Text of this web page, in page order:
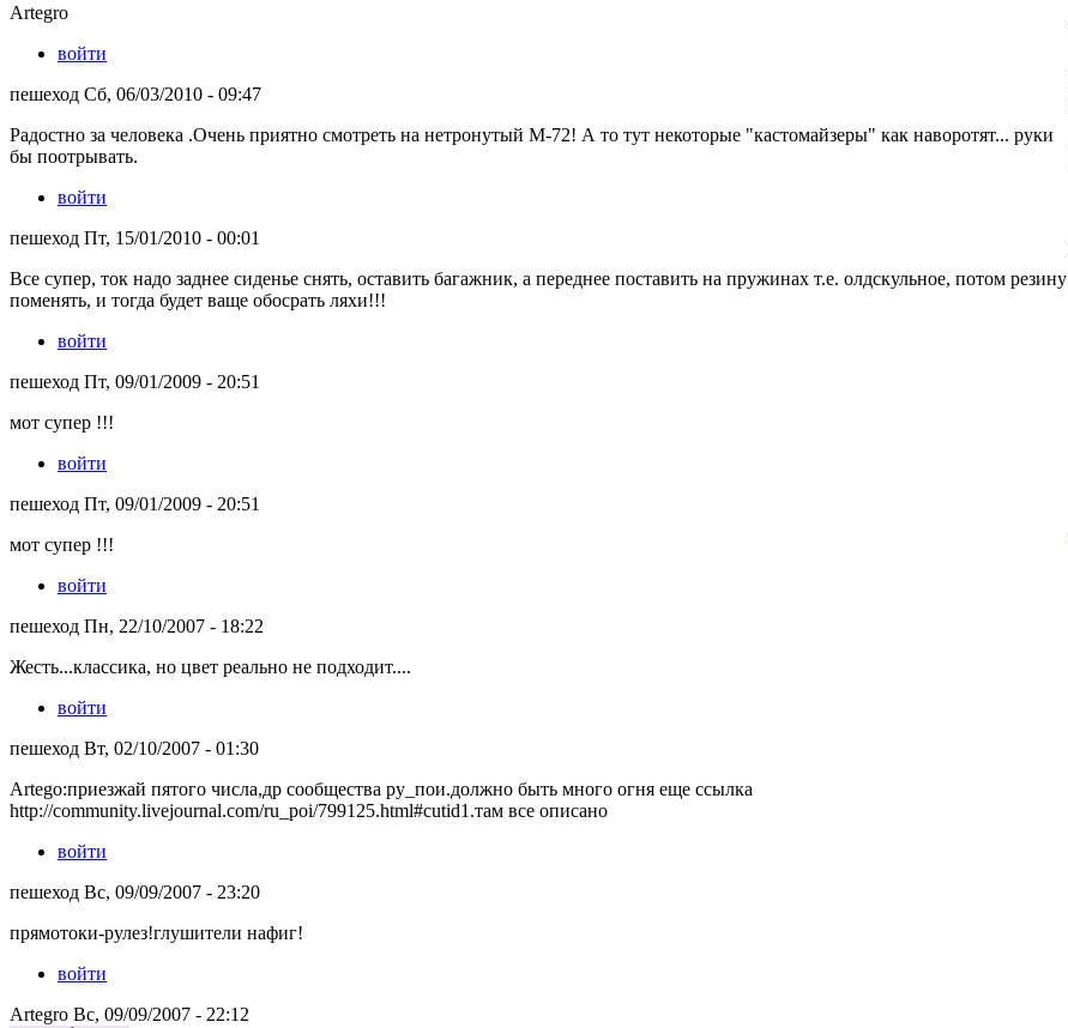
Artegro
войти
пешеход Сб, 06/03/2010 - 09:47
Радостно за человека .Очень приятно смотреть на нетронутый М-72! А то тут некоторые "кастомайзеры" как наворотят... руки
бы поотрывать.
войти
пешеход Пт, 15/01/2010 - 00:01
Все супер, ток надо заднее сиденье снять, оставить багажник, а переднее поставить на пружинах т.е. олдскульное, потом резину
поменять, и тогда будет ваще обосрать ляхи!!!
войти
пешеход Пт, 09/01/2009 - 20:51
мот супер !!!
войти
пешеход Пт, 09/01/2009 - 20:51
мот супер !!!
войти
пешеход Пн, 22/10/2007 - 18:22
Жесть...классика, но цвет реально не подходит....
войти
пешеход Вт, 02/10/2007 - 01:30
Artego:приезжай пятого числа,др сообщества ру_пои.должно быть много огня еще ссылка
http://community.livejournal.com/ru_poi/799125.html#cutid1.там все описано
войти
пешеход Вс, 09/09/2007 - 23:20
прямотоки-рулез!глушители нафиг!
войти
Artegro Вс, 09/09/2007 - 22:12